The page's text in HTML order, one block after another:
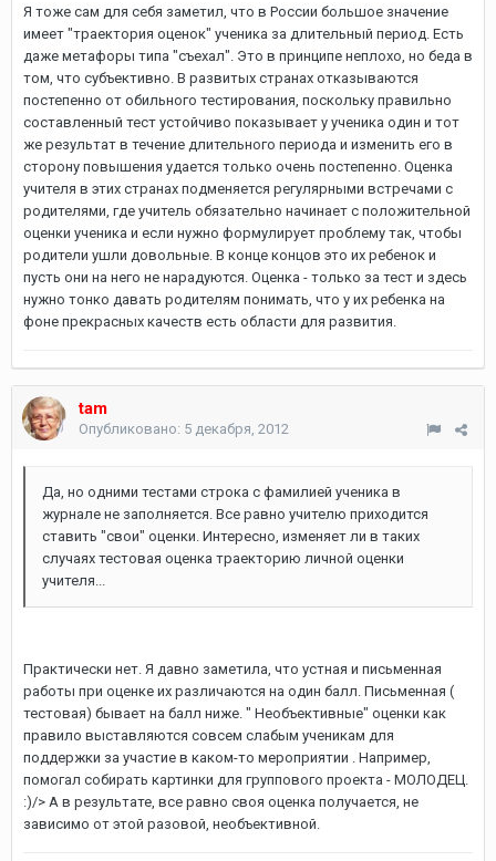
Я тоже сам для себя заметил, что в России большое значение
имеет "траектория оценок" ученика за длительный период. Есть
даже метафоры типа "съехал". Это в принципе неплохо, но беда в
том, что субъективно. В развитых странах отказываются
постепенно от обильного тестирования, поскольку правильно
составленный тест устойчиво показывает у ученика один и тот
же результат в течение длительного периода и изменить его в
сторону повышения удается только очень постепенно. Оценка
учителя в этих странах подменяется регулярными встречами с
родителями, где учитель обязательно начинает с положительной
оценки ученика и если нужно формулирует проблему так, чтобы
родители ушли довольные. В конце концов это их ребенок и
пусть они на него не нарадуются. Оценка - только за тест и здесь
нужно тонко давать родителям понимать, что у их ребенка на
фоне прекрасных качеств есть области для развития.
tam
Опубликовано: 5 декабря, 2012
Да, но одними тестами строка с фамилией ученика в
журнале не заполняется. Все равно учителю приходится
ставить "свои" оценки. Интересно, изменяет ли в таких
случаях тестовая оценка траекторию личной оценки
учителя...
Практически нет. Я давно заметила, что устная и письменная
работы при оценке их различаются на один балл. Письменная (
тестовая) бывает на балл ниже. " Необъективные" оценки как
правило выставляются совсем слабым ученикам для
поддержки за участие в каком-то мероприятии . Например,
помогал собирать картинки для группового проекта - МОЛОДЕЦ.
:)/> А в результате, все равно своя оценка получается, не
зависимо от этой разовой, необъективной.